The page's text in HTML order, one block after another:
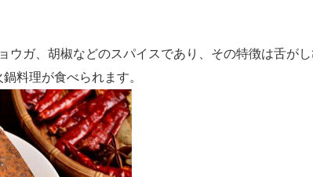
ョウガ、胡椒などのスパイスであり、その特徴は舌が
料理が食べられます。